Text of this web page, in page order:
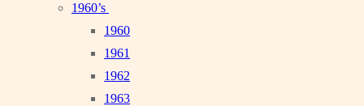
1960’s
1960
1961
1962
1963